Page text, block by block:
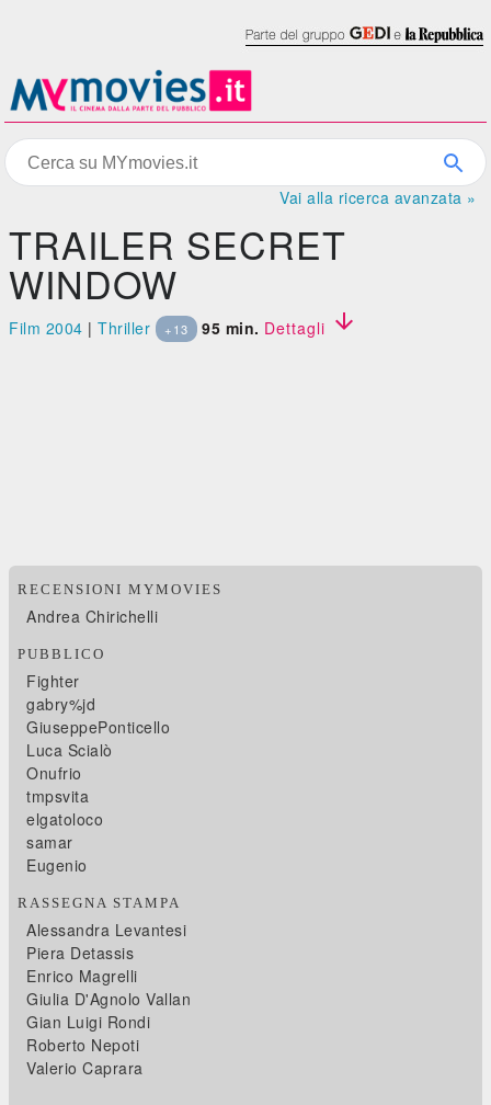
Vai alla ricerca avanzata »
TRAILER SECRET
WINDOW
Film 2004 |Thriller +13 95 min. Dettagli 
RECENSIONI MYMOVIES
Andrea Chirichelli
PUBBLICO
Fighter
gabry%jd
GiuseppePonticello
Luca Scialò
Onufrio
tmpsvita
elgatoloco
samar
Eugenio
RASSEGNA STAMPA
Alessandra Levantesi
Piera Detassis
Enrico Magrelli
Giulia D'Agnolo Vallan
Gian Luigi Rondi
Roberto Nepoti
Valerio Caprara